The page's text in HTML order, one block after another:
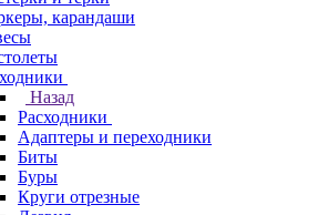
карандаши
Назад
Расходники
Адаптеры и переходники
Биты
Буры
Круги отрезные